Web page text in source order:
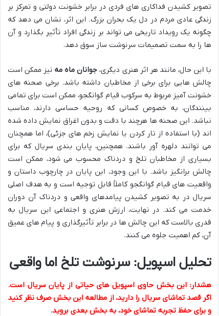
تصویر کشیدن فداکاری های فردی در برابر خشونت دولتی و تمرکز بر
زندگی عادی مردم در دل یک بحران بزرگ. این اثر، نشان می دهد که
چگونه یک رویداد تاریخی می تواند بر زندگی افراد تأثیر بگذارد و آن
ها را به سمت تصمیمات سرنوشت ساز سوق دهد.
با این حال، مانند هر اثر هنری دیگری، جوانان ماه مه نیز ممکن است
چالش هایی برای برخی از مخاطبان داشته باشد. برخی صحنه های
خشونت آمیز مربوط به سرکوب قیام گوانگجو، ممکن است برای تمامی
بینندگان، به خصوص کسانی که روحیه حساسی دارند، مناسب
نباشد. این صحنه ها هرچند با دقت و بدون اغراق نمایش داده شده
اند (با استفاده از تار کردن یا نمایش زخم های جزئی)، اما همچنان
می توانند دلهره آور باشند. همچنین، پایان بندی سریال که برای
بسیاری از مخاطبان تلخ و دردناک محسوب می شود، ممکن است
چالش برانگیز باشد. با این وجود، این پایان در چارچوب داستان و
واقعیت های قیام گوانگجو کاملاً قابل توجیه است و به هدف اصلی
سریال در به تصویر کشیدن پیامدهای واقعی و دردناک آن دوران
خدمت می کند. در نهایت، ارزش هنری و اجتماعی این سریال به
قدری بالاست که این چالش ها در برابر تأثیرگذاری و پیام های عمیق
آن، کم اهمیت جلوه می کنند.
تحلیل اسپویل: سرنوشت تلخ اما واقعی
هشدار: این بخش حاوی اسپویل های حیاتی از پایان سریال است.
اگر قصد تماشای سریال را دارید، از مطالعه این بخش صرف نظر کنید
و برای حفظ تجربه تماشای خود، به بخش بعدی بروید.